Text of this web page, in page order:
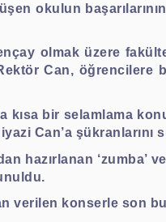
okulun
olmak üzere
Can, öğrencilere
bir selamlama
Can’a şükranlarını
hazırlanan ‘zumba’
verilen konserle son